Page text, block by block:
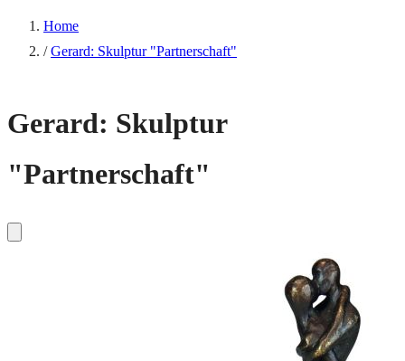
Home
/ Gerard: Skulptur "Partnerschaft"
Gerard: Skulptur
"Partnerschaft"